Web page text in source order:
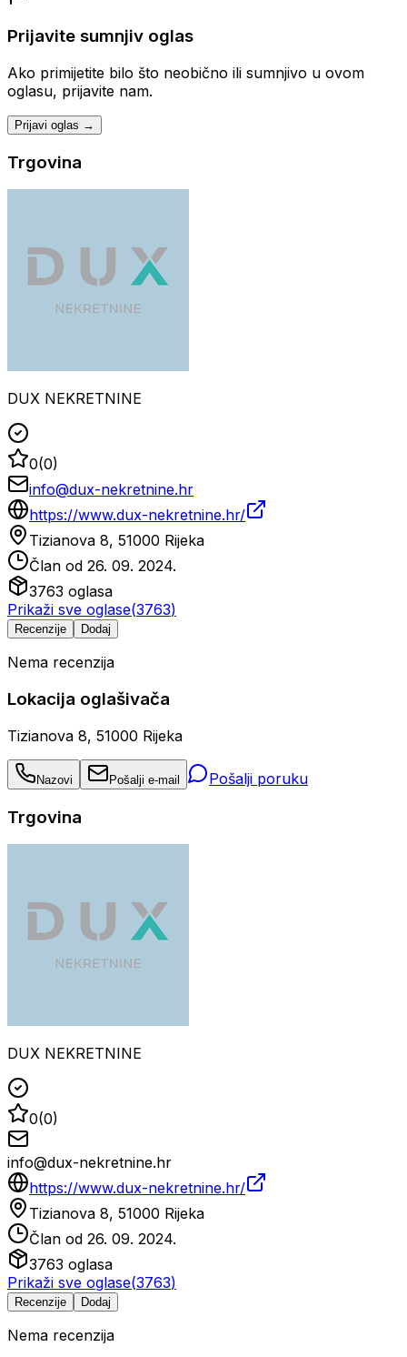
Prijavite sumnjiv oglas
Ako primijetite bilo što neobično ili sumnjivo u ovom
oglasu, prijavite nam.
Prijavi oglas →
Trgovina
DUX NEKRETNINE
0(0)
info@dux-nekretnine.hr
https://www.dux-nekretnine.hr/
Tizianova 8, 51000 Rijeka
Član od 26. 09. 2024.
3763 oglasa
Prikaži sve oglase(3763)
Recenzije Dodaj
Nema recenzija
Lokacija oglašivača
Tizianova 8, 51000 Rijeka
Nazovi Pošalji e-mail Pošalji poruku
Trgovina
DUX NEKRETNINE
0(0)
info@dux-nekretnine.hr
https://www.dux-nekretnine.hr/
Tizianova 8, 51000 Rijeka
Član od 26. 09. 2024.
3763 oglasa
Prikaži sve oglase(3763)
Recenzije Dodaj
Nema recenzija